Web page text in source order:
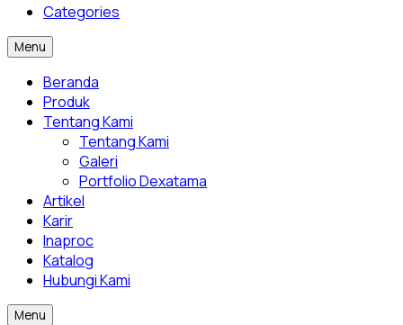
Categories
Menu
Beranda
Produk
Tentang Kami
Tentang Kami
Galeri
Portfolio Dexatama
Artikel
Karir
Inaproc
Katalog
Hubungi Kami
Menu